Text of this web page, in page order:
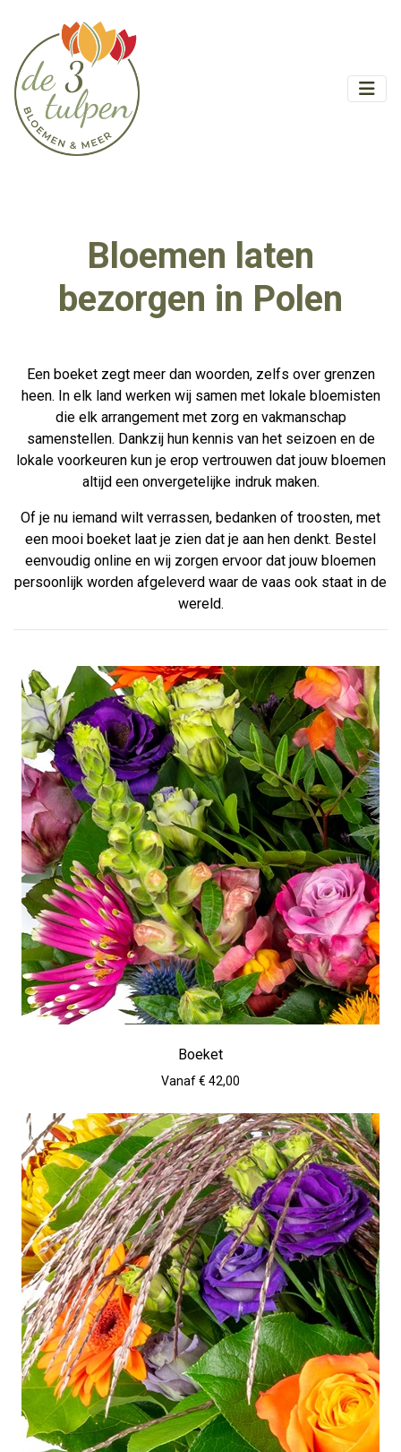
Bloemen laten
bezorgen in Polen
Een boeket zegt meer dan woorden, zelfs over grenzen
heen. In elk land werken wij samen met lokale bloemisten
die elk arrangement met zorg en vakmanschap
samenstellen. Dankzij hun kennis van het seizoen en de
lokale voorkeuren kun je erop vertrouwen dat jouw bloemen
altijd een onvergetelijke indruk maken.
Of je nu iemand wilt verrassen, bedanken of troosten, met
een mooi boeket laat je zien dat je aan hen denkt. Bestel
eenvoudig online en wij zorgen ervoor dat jouw bloemen
persoonlijk worden afgeleverd waar de vaas ook staat in de
wereld.
Boeket
Vanaf € 42,00